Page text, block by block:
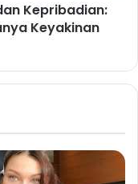
Kepribadian:
Keyakinan